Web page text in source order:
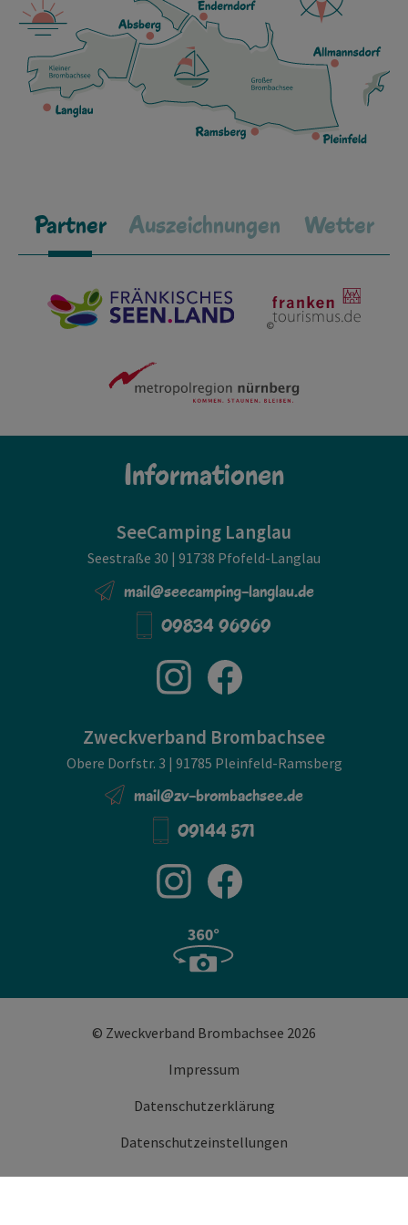
Partner Auszeichnungen Wetter
Informationen
SeeCamping Langlau
Seestraße 30 | 91738 Pfofeld-Langlau
mail@seecamping-langlau.de
09834 96969
Zweckverband Brombachsee
Obere Dorfstr. 3 | 91785 Pleinfeld-Ramsberg
mail@zv-brombachsee.de
09144 571
© Zweckverband Brombachsee 2026
Impressum
Datenschutzerklärung
Datenschutzeinstellungen